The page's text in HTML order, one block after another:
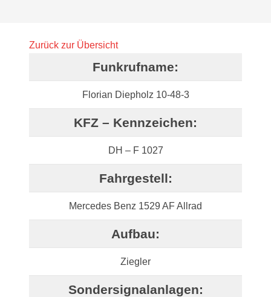
Zurück zur Übersicht
Funkrufname:
Florian Diepholz 10-48-3
KFZ – Kennzeichen:
DH – F 1027
Fahrgestell:
Mercedes Benz 1529 AF Allrad
Aufbau:
Ziegler
Sondersignalanlagen: